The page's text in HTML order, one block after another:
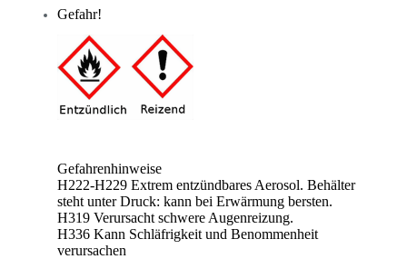
Gefahr!
Gefahrenhinweise
H222-H229 Extrem entzündbares Aerosol. Behälter
steht unter Druck: kann bei Erwärmung bersten.
H319 Verursacht schwere Augenreizung.
H336 Kann Schläfrigkeit und Benommenheit
verursachen